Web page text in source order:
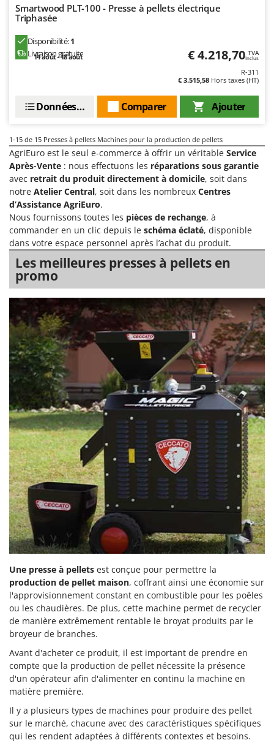
Worx
Y Yard Force
ZGrills
Zomax
Smartwood PLT-100 - Presse à pellets électrique
Triphasée
Disponibilité:1
Livraison gratuite
14 août - 18 août € 4.218,70 TVA
Inclus
R-311
€ 3.515,58 Hors taxes (HT)
Ajouter
Comparer
Données techniques
1-15 de 15 Presses à pellets Machines pour la production de pellets
AgriEuro est le seul e-commerce à offrir un véritable Service
Après-Vente : nous effectuons les réparations sous garantie
avec retrait du produit directement à domicile, soit dans
notre Atelier Central, soit dans les nombreux Centres
d’Assistance AgriEuro.
Nous fournissons toutes les pièces de rechange, à
commander en un clic depuis le schéma éclaté, disponible
dans votre espace personnel après l’achat du produit.
Les meilleures presses à pellets en
promo
Une presse à pellets est conçue pour permettre la
production de pellet maison, coffrant ainsi une économie sur
l'approvisionnement constant en combustible pour les poêles
ou les chaudières. De plus, cette machine permet de recycler
de manière extrêmement rentable le broyat produits par le
broyeur de branches.
Avant d'acheter ce produit, il est important de prendre en
compte que la production de pellet nécessite la présence
d'un opérateur afin d'alimenter en continu la machine en
matière première.
Il y a plusieurs types de machines pour produire des pellet
sur le marché, chacune avec des caractéristiques spécifiques
qui les rendent adaptées à différents contextes et besoins.